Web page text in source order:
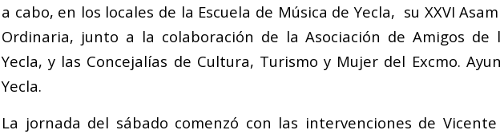
a cabo, en los locales de la Escuela de Música de Yecla, su XXVI
Ordinaria, junto a la colaboración de la Asociación de Amigos de
Yecla, y las Concejalías de Cultura, Turismo y Mujer del Excmo.
Yecla.
La jornada del sábado comenzó con las intervenciones de